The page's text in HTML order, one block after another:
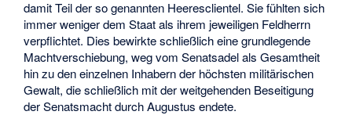
damit Teil der so genannten Heeresclientel. Sie fühlten sich
immer weniger dem Staat als ihrem jeweiligen Feldherrn
verpflichtet. Dies bewirkte schließlich eine grundlegende
Machtverschiebung, weg vom Senatsadel als Gesamtheit
hin zu den einzelnen Inhabern der höchsten militärischen
Gewalt, die schließlich mit der weitgehenden Beseitigung
der Senatsmacht durch Augustus endete.